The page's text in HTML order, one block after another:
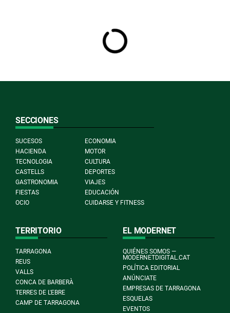
SECCIONES
SUCESOS
ECONOMIA
HACIENDA
MOTOR
TECNOLOGIA
CULTURA
CASTELLS
DEPORTES
GASTRONOMIA
VIAJES
FIESTAS
EDUCACIÓN
OCIO
CUIDARSE Y FITNESS
TERRITORIO
TARRAGONA
REUS
VALLS
CONCA DE BARBERÀ
TERRES DE L'EBRE
CAMP DE TARRAGONA
EL MODERNET
QUIÉNES SOMOS —
MODERNETDIGITAL.CAT
POLÍTICA EDITORIAL
ANÚNCIATE
EMPRESAS DE TARRAGONA
ESQUELAS
EVENTOS